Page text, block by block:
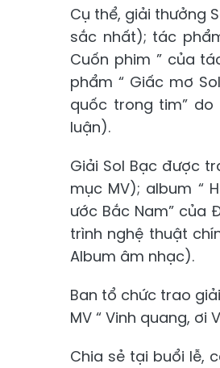
Cụ thể, giải thưởng
sắc nhất); tác
Cuốn phim ” của
phẩm “ Giấc mơ
quốc trong tim” do
luận).
Giải Sol Bạc được
mục MV); album “
ước Bắc Nam” của
trình nghệ thuật
Album âm nhạc).
Ban tổ chức trao
MV “ Vinh quang, ơi
Chia sẻ tại buổi lễ,